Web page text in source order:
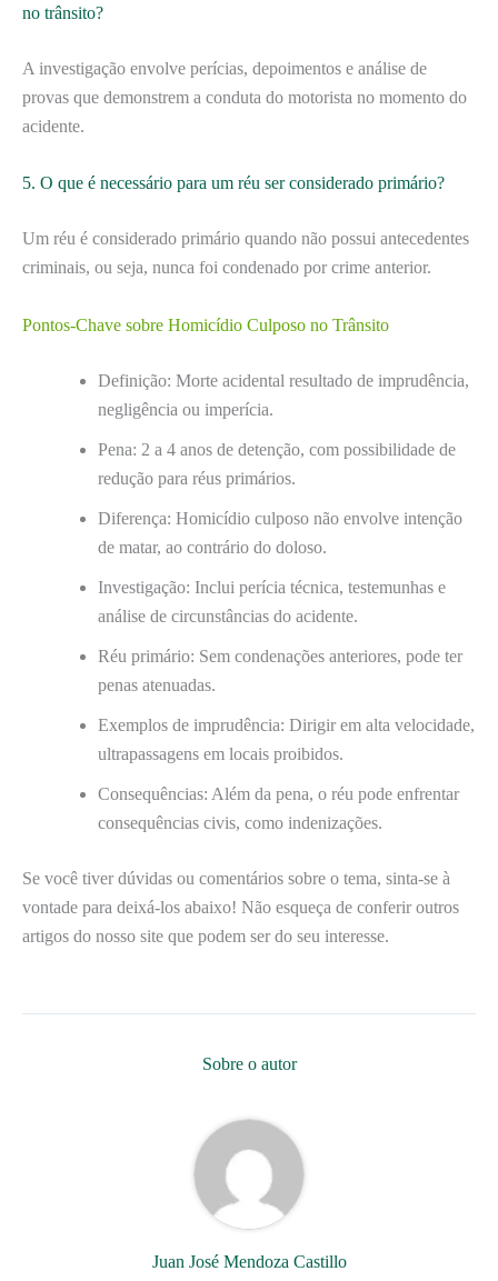
no trânsito?
A investigação envolve perícias, depoimentos e análise de
provas que demonstrem a conduta do motorista no momento do
acidente.
5. O que é necessário para um réu ser considerado primário?
Um réu é considerado primário quando não possui antecedentes
criminais, ou seja, nunca foi condenado por crime anterior.
Pontos-Chave sobre Homicídio Culposo no Trânsito
Definição: Morte acidental resultado de imprudência,
negligência ou imperícia.
Pena: 2 a 4 anos de detenção, com possibilidade de
redução para réus primários.
Diferença: Homicídio culposo não envolve intenção
de matar, ao contrário do doloso.
Investigação: Inclui perícia técnica, testemunhas e
análise de circunstâncias do acidente.
Réu primário: Sem condenações anteriores, pode ter
penas atenuadas.
Exemplos de imprudência: Dirigir em alta velocidade,
ultrapassagens em locais proibidos.
Consequências: Além da pena, o réu pode enfrentar
consequências civis, como indenizações.
Se você tiver dúvidas ou comentários sobre o tema, sinta-se à
vontade para deixá-los abaixo! Não esqueça de conferir outros
artigos do nosso site que podem ser do seu interesse.
Sobre o autor
Juan José Mendoza Castillo